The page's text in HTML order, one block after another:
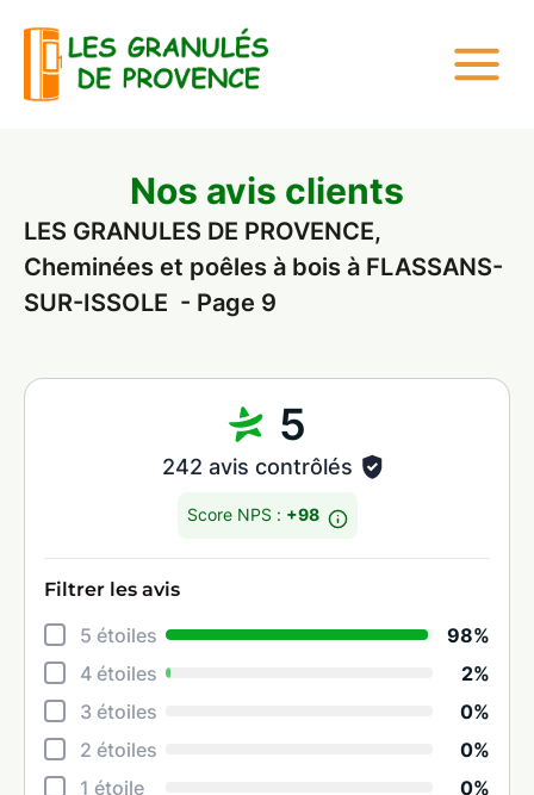
LES GRANULES DE PROVENCE,
Cheminées et poêles à bois à FLASSANS-
SUR-ISSOLE - Page 9
Nos avis clients
5
242 avis contrôlés
Score NPS : +98
Filtrer les avis
5 étoiles
98%
4 étoiles
2%
3 étoiles
0%
2 étoiles
0%
1 étoile
0%